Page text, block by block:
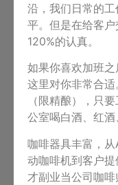
沿，我们日常的
平。但是在给客
120%的认真。
如果你喜欢加班之
这里对你非常合
（限精酿），只
公室喝白酒、红酒
咖啡器具丰富，
动咖啡机到客户
才副业当公司咖